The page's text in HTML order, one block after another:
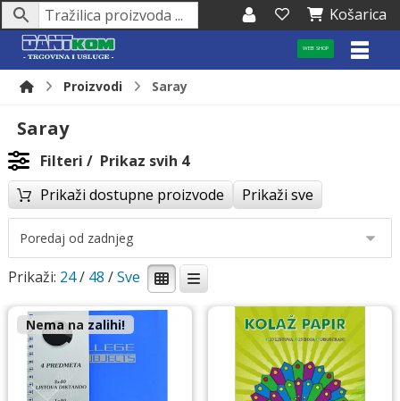
Košarica
WEB SHOP
Proizvodi Saray
Saray
Filteri
Prikaz svih 4
Prikaži dostupne proizvode
Prikaži sve
Prikaži: 24/ 48 /
Nema na zalihi!